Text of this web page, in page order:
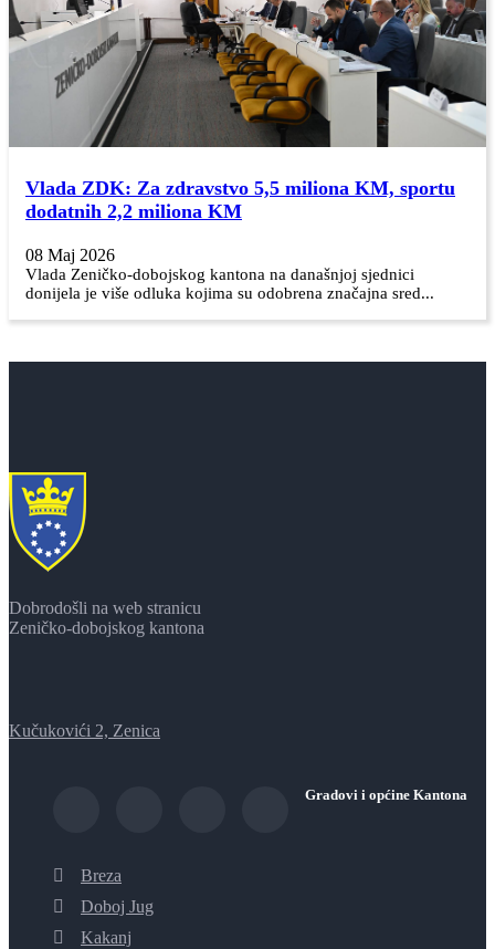
Vlada ZDK: Za zdravstvo 5,5 miliona KM, sportu
dodatnih 2,2 miliona KM
08 Maj 2026
Vlada Zeničko-dobojskog kantona na današnjoj sjednici
donijela je više odluka kojima su odobrena značajna sred...
Dobrodošli na web stranicu
Zeničko-dobojskog kantona
Kučukovići 2, Zenica
Gradovi i općine Kantona
Breza
Doboj Jug
Kakanj